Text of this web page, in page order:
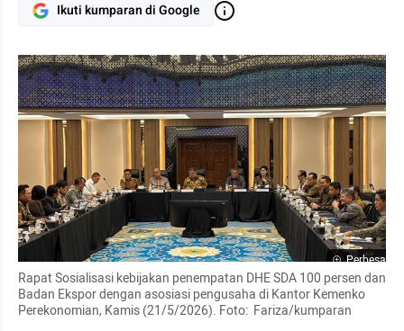
Ikuti kumparan di Google
Perbesar
Rapat Sosialisasi kebijakan penempatan DHE SDA 100 persen dan
Badan Ekspor dengan asosiasi pengusaha di Kantor Kemenko
Perekonomian, Kamis (21/5/2026). Foto:  Fariza/kumparan